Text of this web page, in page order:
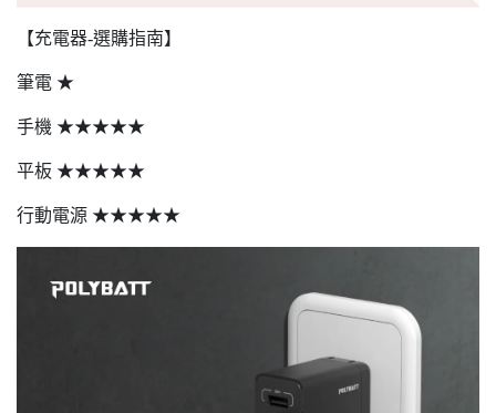
【充電器-選購指南】
筆電 ★
手機 ★★★★★
平板 ★★★★★
行動電源 ★★★★★